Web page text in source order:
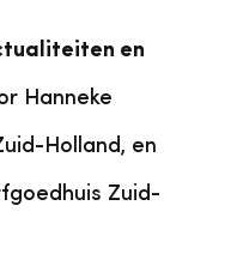
en
Hanneke
Holland, en
Zuid-